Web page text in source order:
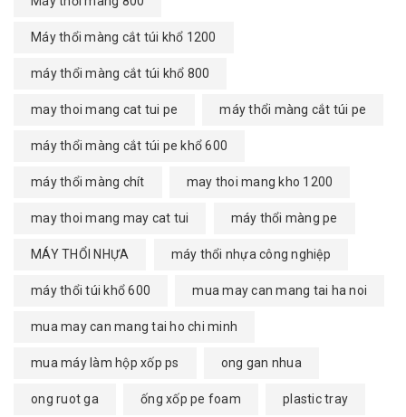
Máy thổi màng cắt túi khổ 1200
máy thổi màng cắt túi khổ 800
may thoi mang cat tui pe máy thổi màng cắt túi pe
máy thổi màng cắt túi pe khổ 600
máy thổi màng chít may thoi mang kho 1200
may thoi mang may cat tui máy thổi màng pe
MÁY THỔI NHỰA máy thổi nhựa công nghiệp
máy thổi túi khổ 600 mua may can mang tai ha noi
mua may can mang tai ho chi minh
mua máy làm hộp xốp ps ong gan nhua
ong ruot ga ống xốp pe foam plastic tray